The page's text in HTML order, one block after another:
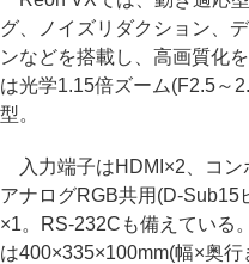
グ、ノイズリダクション、
ンなどを搭載し、高画質化
は光学1.15倍ズーム(F2.5～
型。
入力端子はHDMI×2、コン
アナログRGB共用(D-Sub15
×1。RS-232Cも備えている
は400×335×100mm(幅×奥行